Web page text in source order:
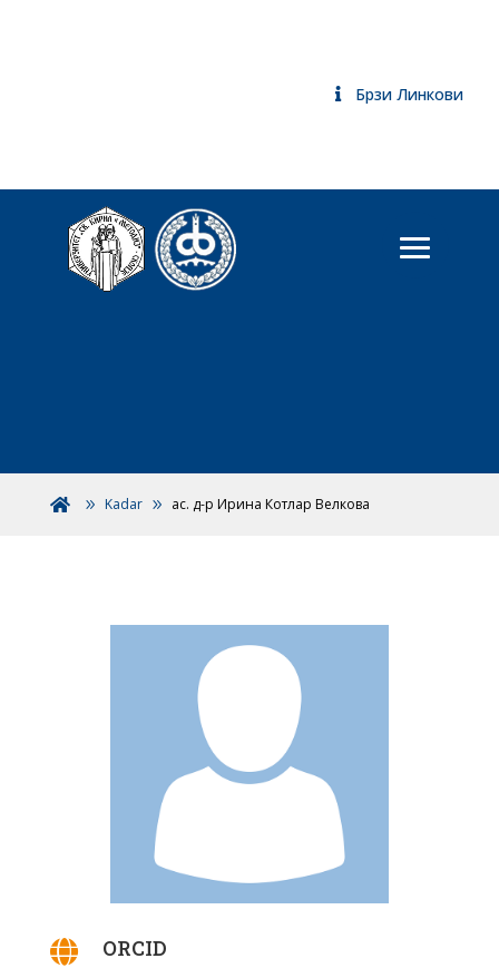
Брзи Линкови
 Kadar ас. д-р Ирина Котлар Велкова
 ORCID